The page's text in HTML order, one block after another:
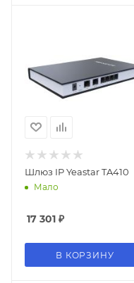
Шлюз IP Yeastar TA410
Мало
17 301 ₽
В КОРЗИНУ